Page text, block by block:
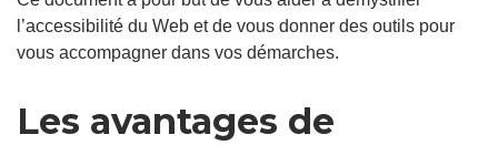
l’accessibilité du Web et de vous donner des outils pour
vous accompagner dans vos démarches.
Les avantages de